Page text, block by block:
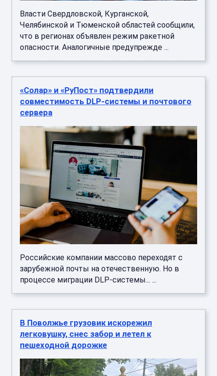
Власти Свердловской, Курганской,
Челябинской и Тюменской областей сообщили,
что в регионах объявлен режим ракетной
опасности. Аналогичные предупрежде ...
«Солар» и «РуПост» подтвердили
совместимость DLP-системы и почтового
сервера
Российские компании массово переходят с
зарубежной почты на отечественную. Но в
процессе миграции DLP-системы... ...
В Поволжье грузовик искорежил
легковушку, снес забор и летел к
пешеходной дорожке